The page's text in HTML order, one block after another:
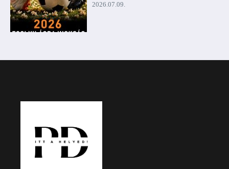
2026.07.09.